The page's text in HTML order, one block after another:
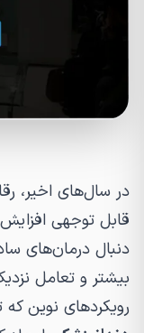
در سال‌های اخیر،
قابل توجهی افزایش
دنبال درمان‌های
بیشتر و تعامل
رویکردهای نوین که